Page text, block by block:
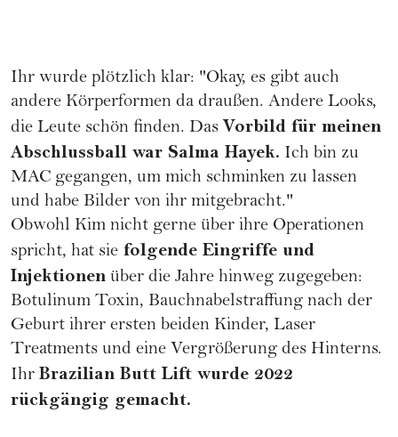
Ihr wurde plötzlich klar: "Okay, es gibt auch
andere Körperformen da draußen. Andere Looks,
die Leute schön finden. Das Vorbild für meinen
Abschlussball war Salma Hayek. Ich bin zu
MAC gegangen, um mich schminken zu lassen
und habe Bilder von ihr mitgebracht."
Obwohl Kim nicht gerne über ihre Operationen
spricht, hat sie folgende Eingriffe und
Injektionen über die Jahre hinweg zugegeben:
Botulinum Toxin, Bauchnabelstraffung nach der
Geburt ihrer ersten beiden Kinder, Laser
Treatments und eine Vergrößerung des Hinterns.
Ihr Brazilian Butt Lift wurde 2022
rückgängig gemacht.